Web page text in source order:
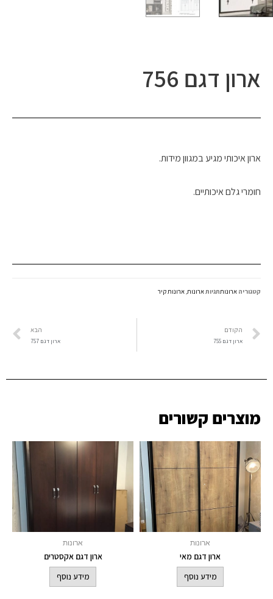
ארון דגם 756
ארון איכותי מגיע במגוון מידות.
חומרי גלם איכותיים.
קטגוריהארונותתגיותארונות,ארונות קיר
הקודם
ארון דגם 755
הבא
ארון דגם 757
מוצרים קשורים
ארונות
ארון דגם מאי
מידע נוסף
ארונות
ארון דגם אקסטרים
מידע נוסף